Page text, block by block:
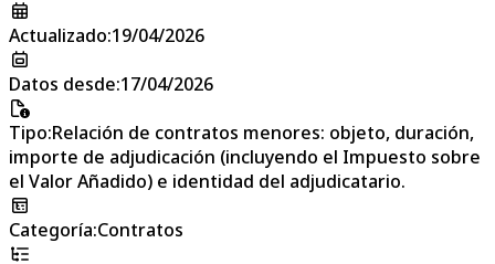
Actualizado:19/04/2026
Datos desde:17/04/2026
Tipo:Relación de contratos menores: objeto, duración,
importe de adjudicación (incluyendo el Impuesto sobre
el Valor Añadido) e identidad del adjudicatario.
Categoría:Contratos